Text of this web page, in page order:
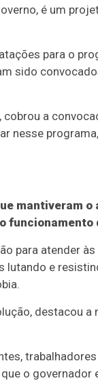
é um
para o
sido
a
nesse
mantiveram o
funcionamento
para atender
lutando e
destacou a
o